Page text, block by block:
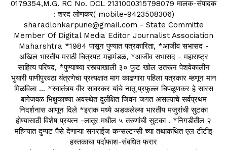
0179354,M.G. RC No. DCL 2131000315798079 मालक-संपादक
: शरद लोणकर( mobile-9423508306)
sharadlonkarpune@gmail.com - State Committe
Member Of Digital Media Editor Journalist Association
Maharshtra *1984 पासून पुण्यात पत्रकारिता, *आजीव सभासद -
अखिल भारतीय मराठी चित्रपट महामंडळ, *आजीव सभासद - महाराष्ट्र
साहित्य परिषद, *पुण्याच्या रस्त्याखाली ३० फुट खोल उतरून पेशवेकालीन
भुयारी पाणीपुरवठा यंत्रणेचा प्रत्यक्षात माग काढणारा पहिला पत्रकार म्हणून मान
मिळविला ... *स्वातंत्र्य वीर सावरकर यांचे नातू प्रफुल्ल चिपळूणकर हे सारस
बागेजवळ भिक्षुकाच्या अवस्थेत दुर्लक्षित जिवन जगत असल्याचे सर्वप्रथम
निदर्शनास आणून दिले *इराक मध्ये अडकलेल्या भारतीय मजुरांची सुटका
होण्यासाठी विशेष प्रयत्न -लातूर मधील ५ तरुणांची सुटका . *निगडीतील २
महिन्यात दुप्पट पैसे देणाऱ्या सनराईज कन्सल्टन्सी च्या तथाकथित एल टीटीइ
हस्तकाचा पर्दाफाश-संबधित फरार